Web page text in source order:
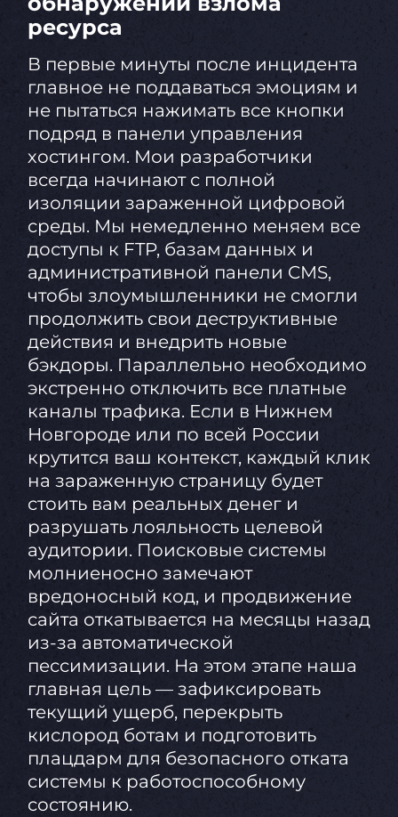
ресурса
В первые минуты после инцидента
главное не поддаваться эмоциям и
не пытаться нажимать все кнопки
подряд в панели управления
хостингом. Мои разработчики
всегда начинают с полной
изоляции зараженной цифровой
среды. Мы немедленно меняем все
доступы к FTP, базам данных и
административной панели CMS,
чтобы злоумышленники не смогли
продолжить свои деструктивные
действия и внедрить новые
бэкдоры. Параллельно необходимо
экстренно отключить все платные
каналы трафика. Если в Нижнем
Новгороде или по всей России
крутится ваш контекст, каждый клик
на зараженную страницу будет
стоить вам реальных денег и
разрушать лояльность целевой
аудитории. Поисковые системы
молниеносно замечают
вредоносный код, и продвижение
сайта откатывается на месяцы назад
из-за автоматической
пессимизации. На этом этапе наша
главная цель — зафиксировать
текущий ущерб, перекрыть
кислород ботам и подготовить
плацдарм для безопасного отката
системы к работоспособному
состоянию.